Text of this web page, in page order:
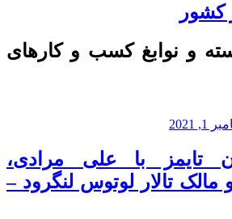
کشور
و نوابغ کسب و کارهای
2021
تایمز با علی مرادی،
و مالک تالار لوتوس لنگرود –